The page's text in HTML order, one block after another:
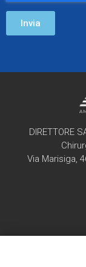
Invia
DIRETTORE
Via Marisiga,